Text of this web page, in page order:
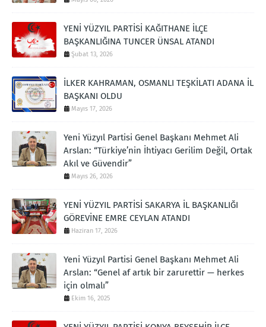
YENİ YÜZYIL PARTİSİ KAĞITHANE İLÇE
BAŞKANLIĞINA TUNCER ÜNSAL ATANDI
Şubat 13, 2026
İLKER KAHRAMAN, OSMANLI TEŞKİLATI ADANA İL
BAŞKANI OLDU
Mayıs 17, 2026
Yeni Yüzyıl Partisi Genel Başkanı Mehmet Ali
Arslan: “Türkiye’nin İhtiyacı Gerilim Değil, Ortak
Akıl ve Güvendir”
Mayıs 26, 2026
YENİ YÜZYIL PARTİSİ SAKARYA İL BAŞKANLIĞI
GÖREVİNE EMRE CEYLAN ATANDI
Haziran 17, 2026
Yeni Yüzyıl Partisi Genel Başkanı Mehmet Ali
Arslan: “Genel af artık bir zarurettir — herkes
için olmalı”
Ekim 16, 2025